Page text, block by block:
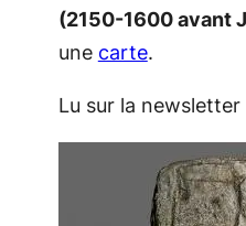
(2150-1600 avant
une carte.
Lu sur la